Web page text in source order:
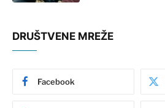
DRUŠTVENE MREŽE
Facebook